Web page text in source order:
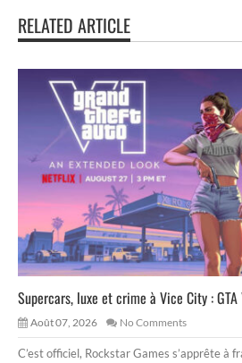
RELATED ARTICLE
Supercars, luxe et crime à Vice City : GTA
Août 07, 2026 No Comments
C’est officiel, Rockstar Games s’apprête à